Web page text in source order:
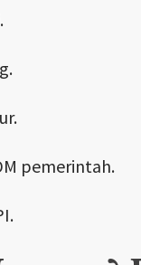
pemerintah.